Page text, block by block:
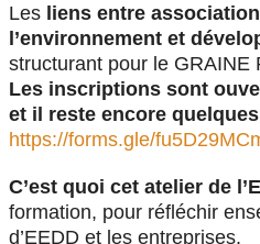
Les liens entre
l’environnement et
structurant pour le GRAINE
Les inscriptions sont
et il reste encore
https://forms.gle/
C’est quoi cet atelier de
formation, pour réfléchir
d’EEDD et les entreprises.